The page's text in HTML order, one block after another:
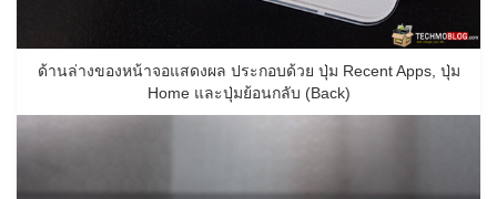
ด้านล่างของหน้าจอแสดงผล ประกอบด้วย ปุ่ม Recent Apps, ปุ่ม
Home และปุ่มย้อนกลับ (Back)